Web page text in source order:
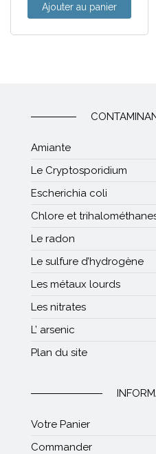
Ajouter au panier
Amiante
Le Cryptosporidium
Escherichia coli
Chlore et
Le radon
Le sulfure d’hydrogène
Les métaux lourds
Les nitrates
L’ arsenic
Plan du site
Votre Panier
Commander